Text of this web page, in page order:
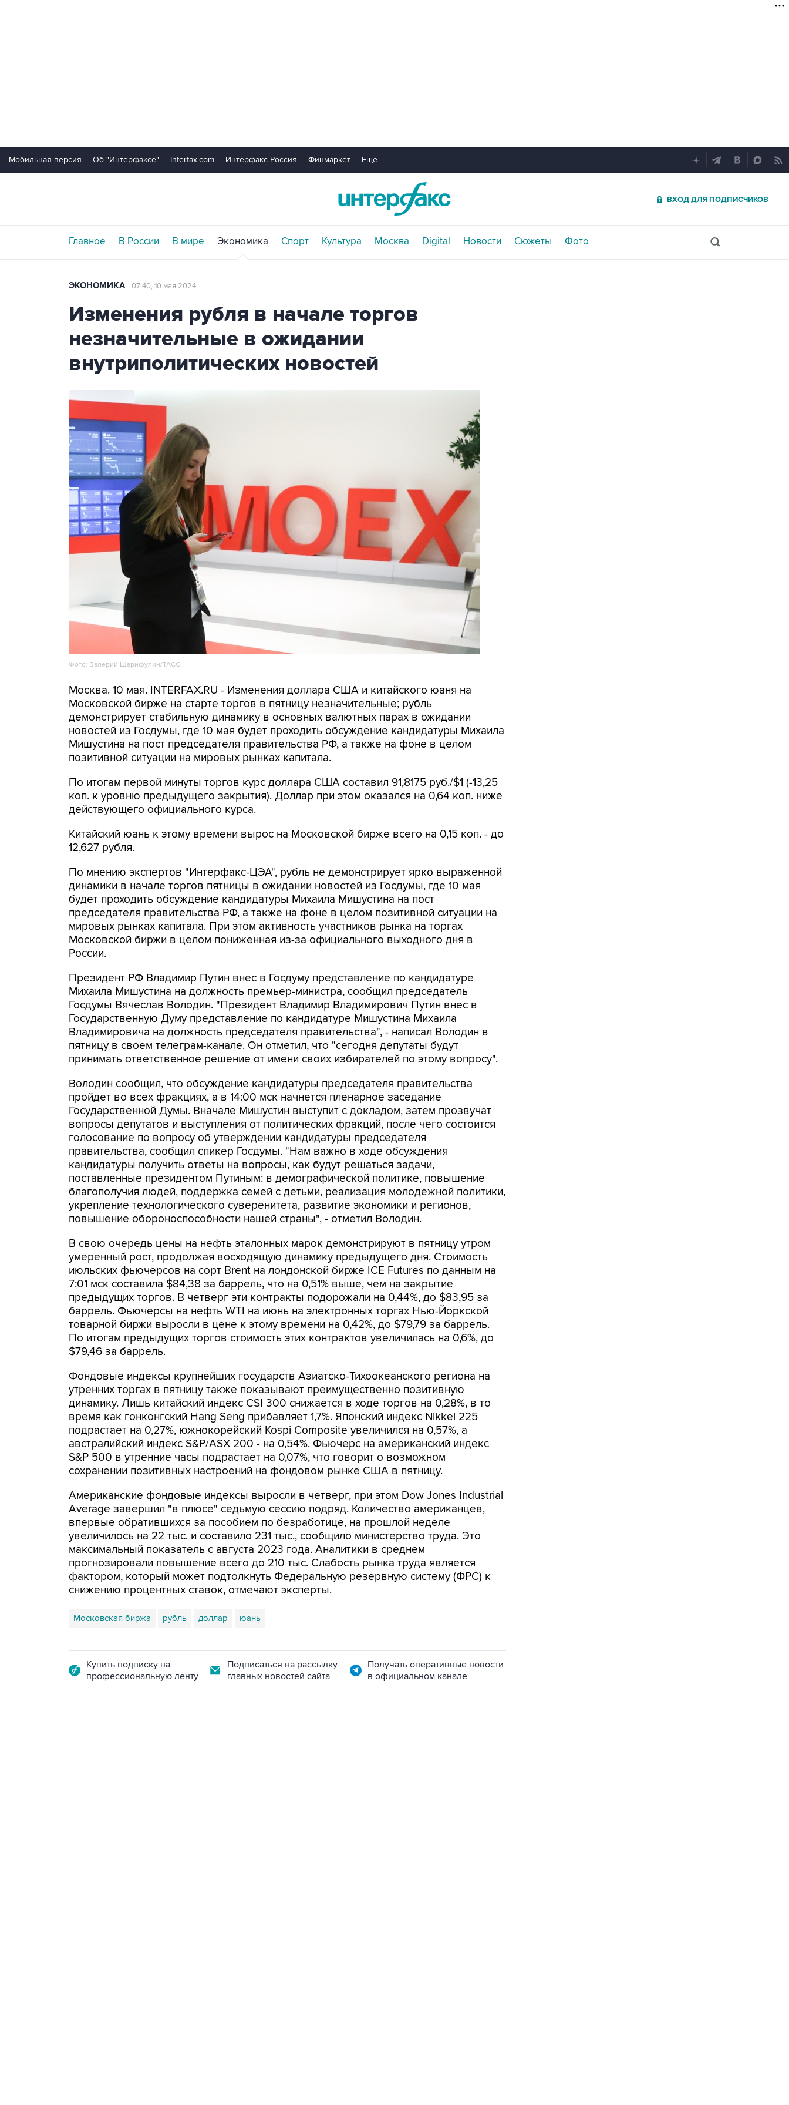
Мобильная версия Об "Интерфаксе" Interfax.com Интерфакс-Россия Финмаркет Еще...
ВХОД ДЛЯ ПОДПИСЧИКОВ
Главное В России В мире Экономика Спорт Культура Москва Digital Новости Сюжеты Фото
ЭКОНОМИКА 07:40, 10 мая 2024
Изменения рубля в начале торгов
незначительные в ожидании
внутриполитических новостей
Фото: Валерий Шарифулин/ТАСС
Москва. 10 мая. INTERFAX.RU - Изменения доллара США и китайского юаня на
Московской бирже на старте торгов в пятницу незначительные; рубль
демонстрирует стабильную динамику в основных валютных парах в ожидании
новостей из Госдумы, где 10 мая будет проходить обсуждение кандидатуры Михаила
Мишустина на пост председателя правительства РФ, а также на фоне в целом
позитивной ситуации на мировых рынках капитала.
По итогам первой минуты торгов курс доллара США составил 91,8175 руб./$1 (-13,25
коп. к уровню предыдущего закрытия). Доллар при этом оказался на 0,64 коп. ниже
действующего официального курса.
Китайский юань к этому времени вырос на Московской бирже всего на 0,15 коп. - до
12,627 рубля.
По мнению экспертов "Интерфакс-ЦЭА", рубль не демонстрирует ярко выраженной
динамики в начале торгов пятницы в ожидании новостей из Госдумы, где 10 мая
будет проходить обсуждение кандидатуры Михаила Мишустина на пост
председателя правительства РФ, а также на фоне в целом позитивной ситуации на
мировых рынках капитала. При этом активность участников рынка на торгах
Московской биржи в целом пониженная из-за официального выходного дня в
России.
Президент РФ Владимир Путин внес в Госдуму представление по кандидатуре
Михаила Мишустина на должность премьер-министра, сообщил председатель
Госдумы Вячеслав Володин. "Президент Владимир Владимирович Путин внес в
Государственную Думу представление по кандидатуре Мишустина Михаила
Владимировича на должность председателя правительства", - написал Володин в
пятницу в своем телеграм-канале. Он отметил, что "сегодня депутаты будут
принимать ответственное решение от имени своих избирателей по этому вопросу".
Володин сообщил, что обсуждение кандидатуры председателя правительства
пройдет во всех фракциях, а в 14:00 мск начнется пленарное заседание
Государственной Думы. Вначале Мишустин выступит с докладом, затем прозвучат
вопросы депутатов и выступления от политических фракций, после чего состоится
голосование по вопросу об утверждении кандидатуры председателя
правительства, сообщил спикер Госдумы. "Нам важно в ходе обсуждения
кандидатуры получить ответы на вопросы, как будут решаться задачи,
поставленные президентом Путиным: в демографической политике, повышение
благополучия людей, поддержка семей с детьми, реализация молодежной политики,
укрепление технологического суверенитета, развитие экономики и регионов,
повышение обороноспособности нашей страны", - отметил Володин.
В свою очередь цены на нефть эталонных марок демонстрируют в пятницу утром
умеренный рост, продолжая восходящую динамику предыдущего дня. Стоимость
июльских фьючерсов на сорт Brent на лондонской бирже ICE Futures по данным на
7:01 мск составила $84,38 за баррель, что на 0,51% выше, чем на закрытие
предыдущих торгов. В четверг эти контракты подорожали на 0,44%, до $83,95 за
баррель. Фьючерсы на нефть WTI на июнь на электронных торгах Нью-Йоркской
товарной биржи выросли в цене к этому времени на 0,42%, до $79,79 за баррель.
По итогам предыдущих торгов стоимость этих контрактов увеличилась на 0,6%, до
$79,46 за баррель.
Фондовые индексы крупнейших государств Азиатско-Тихоокеанского региона на
утренних торгах в пятницу также показывают преимущественно позитивную
динамику. Лишь китайский индекс CSI 300 снижается в ходе торгов на 0,28%, в то
время как гонконгский Hang Seng прибавляет 1,7%. Японский индекс Nikkei 225
подрастает на 0,27%, южнокорейский Kospi Composite увеличился на 0,57%, а
австралийский индекс S&P/ASX 200 - на 0,54%. Фьючерс на американский индекс
S&P 500 в утренние часы подрастает на 0,07%, что говорит о возможном
сохранении позитивных настроений на фондовом рынке США в пятницу.
Американские фондовые индексы выросли в четверг, при этом Dow Jones Industrial
Average завершил "в плюсе" седьмую сессию подряд. Количество американцев,
впервые обратившихся за пособием по безработице, на прошлой неделе
увеличилось на 22 тыс. и составило 231 тыс., сообщило министерство труда. Это
максимальный показатель с августа 2023 года. Аналитики в среднем
прогнозировали повышение всего до 210 тыс. Слабость рынка труда является
фактором, который может подтолкнуть Федеральную резервную систему (ФРС) к
снижению процентных ставок, отмечают эксперты.
Московская биржа рубль доллар юань
Купить подписку на
профессиональную ленту
Подписаться на рассылку
главных новостей сайта
Получать оперативные новости
в официальном канале